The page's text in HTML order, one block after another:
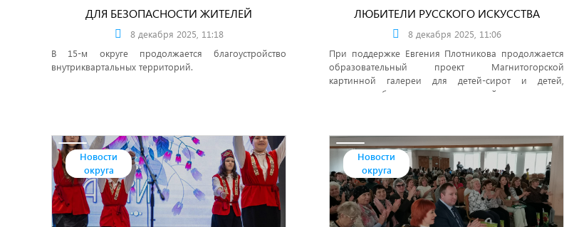
ДЛЯ БЕЗОПАСНОСТИ ЖИТЕЛЕЙ
8 декабря 2025, 11:18
В 15-м округе продолжается благоустройство
внутриквартальных территорий.
ЛЮБИТЕЛИ РУССКОГО ИСКУССТВА
8 декабря 2025, 11:06
При поддержке Евгения Плотникова продолжается
образовательный проект Магнитогорской
картинной галереи для детей-сирот и детей,
оставшихся без попечения родителей.
Новости
округа
Новости
округа